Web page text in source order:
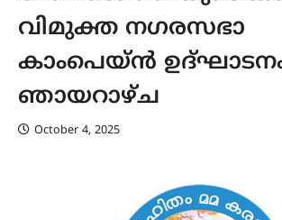
വിമുക്ത നഗരസഭാ
കാംപെയ്ൻ
ഞായറാഴ്ച
October 4, 2025